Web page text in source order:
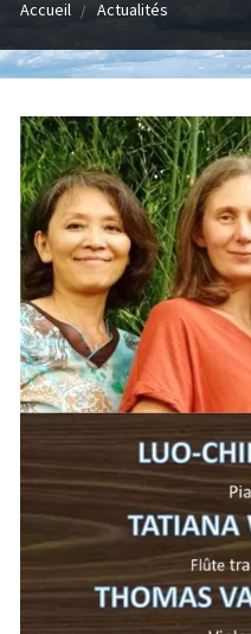
Accueil Actualités